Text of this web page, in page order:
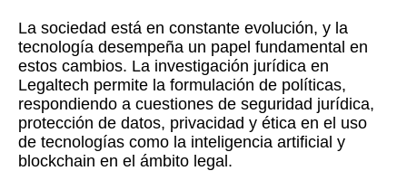
La sociedad está en constante evolución, y la
tecnología desempeña un papel fundamental en
estos cambios. La investigación jurídica en
Legaltech permite la formulación de políticas,
respondiendo a cuestiones de seguridad jurídica,
protección de datos, privacidad y ética en el uso
de tecnologías como la inteligencia artificial y
blockchain en el ámbito legal.